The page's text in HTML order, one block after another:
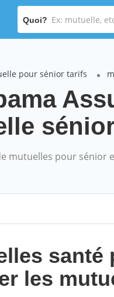
Quoi?
pour sénior tarifs
mutuelles pour sénior
santé
les